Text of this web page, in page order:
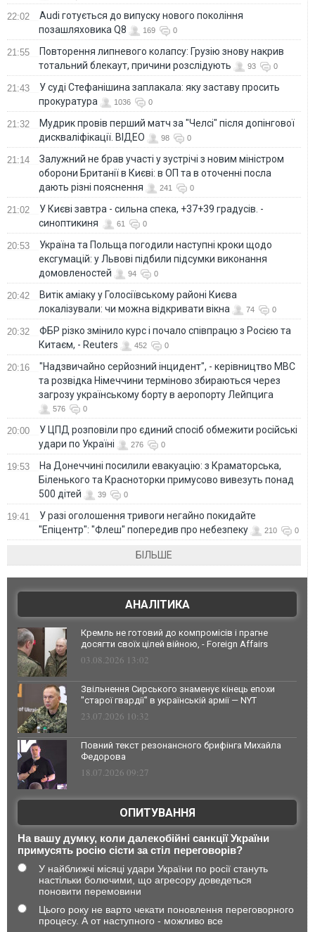
22:02
Audi готується до випуску нового покоління
позашляховика Q8
169 0
21:55
Повторення липневого колапсу: Грузію знову накрив
тотальний блекаут, причини розслідують
93 0
21:43
У суді Стефанішина заплакала: яку заставу просить
прокуратура
1036 0
21:32
Мудрик провів перший матч за "Челсі" після допінгової
дискваліфікації. ВІДЕО
98 0
21:14
Залужний не брав участі у зустрічі з новим міністром
оборони Британії в Києві: в ОП та в оточенні посла
дають різні пояснення
241 0
21:02
У Києві завтра - сильна спека, +37+39 градусів. -
синоптикиня
61 0
20:53
Україна та Польща погодили наступні кроки щодо
ексгумацій: у Львові підбили підсумки виконання
домовленостей
94 0
20:42
Витік аміаку у Голосіївському районі Києва
локалізували: чи можна відкривати вікна
74 0
20:32
ФБР різко змінило курс і почало співпрацю з Росією та
Китаєм, - Reuters
452 0
20:16
"Надзвичайно серйозний інцидент", - керівництво МВС
та розвідка Німеччини терміново збираються через
загрозу українському борту в аеропорту Лейпцига
576 0
20:00
У ЦПД розповіли про єдиний спосіб обмежити російські
удари по Україні
276 0
19:53
На Донеччині посилили евакуацію: з Краматорська,
Біленького та Красноторки примусово вивезуть понад
500 дітей
39 0
19:41
У разі оголошення тривоги негайно покидайте
"Епіцентр": "Флеш" попередив про небезпеку
210 0
БІЛЬШЕ
АНАЛІТИКА
Кремль не готовий до компромісів і прагне
досягти своїх цілей війною, - Foreign Affairs
03.08.2026 13:02
Звільнення Сирського знаменує кінець епохи
"старої гвардії" в українській армії — NYT
23.07.2026 10:32
Повний текст резонансного брифінга Михайла
Федорова
18.07.2026 09:27
ОПИТУВАННЯ
На вашу думку, коли далекобійні санкції України
примусять росію сісти за стіл переговорів?
У найближчі місяці удари України по росії стануть
настільки болючими, що агресору доведеться
поновити перемовини
Цього року не варто чекати поновлення переговорного
процесу. А от наступного - можливо все